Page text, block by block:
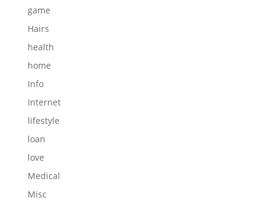
game
Hairs
health
home
Info
Internet
lifestyle
loan
love
Medical
Misc